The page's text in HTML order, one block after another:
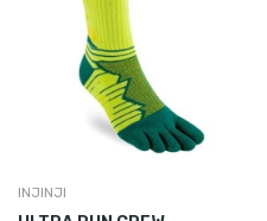
INJINJI